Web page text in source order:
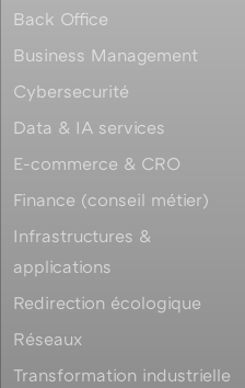
Back Office
Business Management
Cybersecurité
Data & IA services
E-commerce & CRO
Finance (conseil métier)
Infrastructures &
applications
Redirection écologique
Réseaux
Transformation industrielle